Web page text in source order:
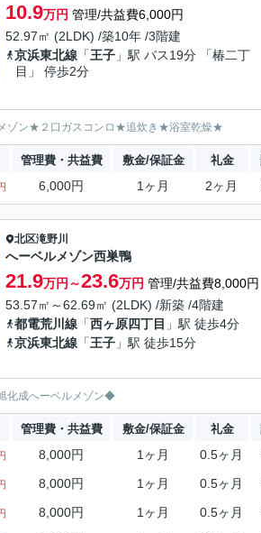
10.9万円 管理/共益費6,000円
52.97㎡ (2LDK) /築10年 /3階建
京浜東北線 「王子 」駅 バス19分 「椿二丁
目」 停歩2分
ゾン★２口ガスコンロ★追炊き★浴室乾燥★
管理費・共益費 敷金/保証金 礼金
6,000円 1ヶ月 2ヶ月
北区滝野川
へーベルメゾン西巣鴨
21.9万円～23.6万円 管理/共益費8,000円
53.57㎡～62.69㎡ (2LDK) /新築 /4階建
都電荒川線 「西ヶ原四丁目 」駅 徒歩4分
京浜東北線 「王子 」駅 徒歩15分
化成へーベルメゾン◆
管理費・共益費 敷金/保証金 礼金
8,000円 1ヶ月 0.5ヶ月
8,000円 1ヶ月 0.5ヶ月
8,000円 1ヶ月 0.5ヶ月